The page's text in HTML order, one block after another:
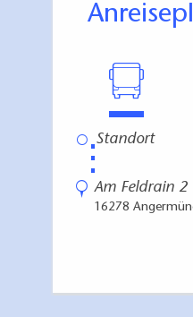
⋮
Am Feldrain 2
16278